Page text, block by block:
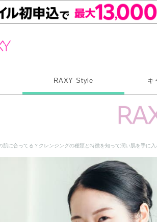
RAXY Style キ
肌に合ってる？クレンジングの種類と特徴を知って潤い肌を手に入